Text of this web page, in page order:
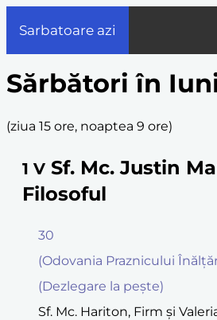
Sarbatoare azi
Sărbători în
(ziua 15 ore, noaptea 9 ore)
1 V Sf. Mc. Justin
Filosoful
30
(Odovania Praznicului
(Dezlegare la peşte)
Sf. Mc. Hariton, Firm şi